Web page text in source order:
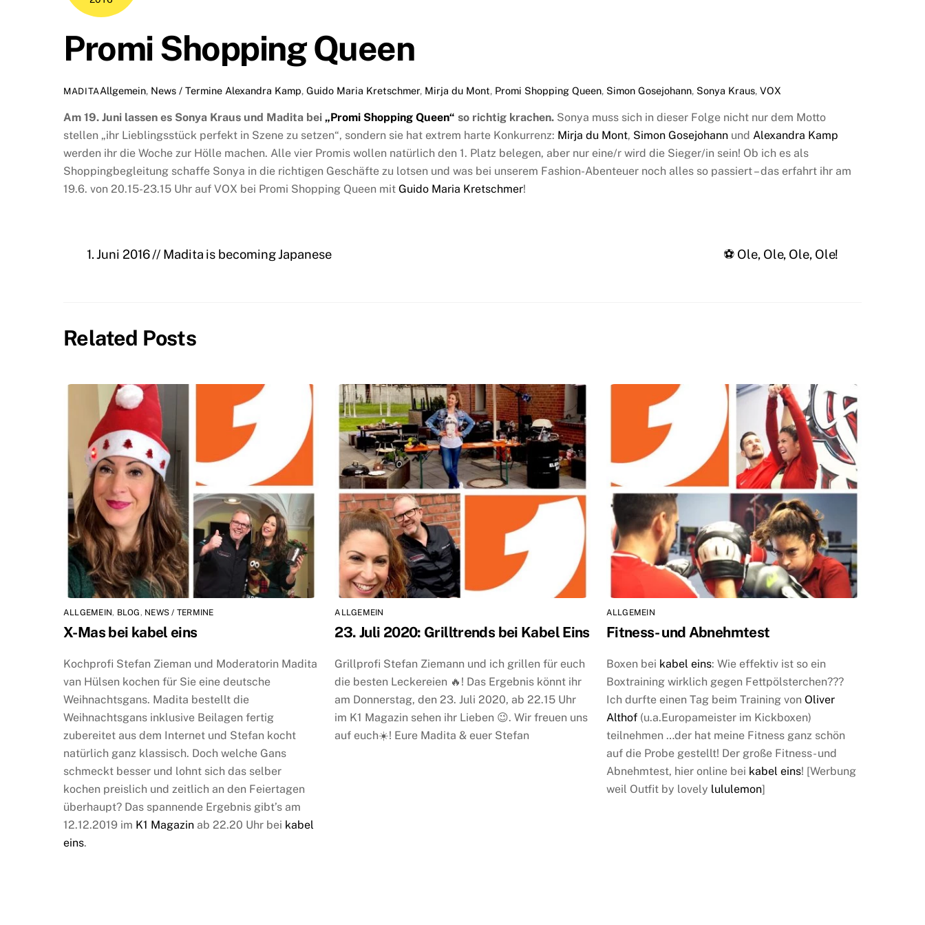
Promi Shopping Queen
MADITAAllgemein, News / Termine Alexandra Kamp, Guido Maria Kretschmer, Mirja du Mont, Promi Shopping Queen, Simon Gosejohann, Sonya Kraus, VOX
Am 19. Juni lassen es Sonya Kraus und Madita bei „Promi Shopping Queen“ so richtig krachen. Sonya muss sich in dieser Folge nicht nur dem Motto
stellen „ihr Lieblingsstück perfekt in Szene zu setzen“, sondern sie hat extrem harte Konkurrenz: Mirja du Mont, Simon Gosejohann und Alexandra Kamp
werden ihr die Woche zur Hölle machen. Alle vier Promis wollen natürlich den 1. Platz belegen, aber nur eine/r wird die Sieger/in sein! Ob ich es als
Shoppingbegleitung schaffe Sonya in die richtigen Geschäfte zu lotsen und was bei unserem Fashion-Abenteuer noch alles so passiert – das erfahrt ihr am
19.6. von 20.15-23.15 Uhr auf VOX bei Promi Shopping Queen mit Guido Maria Kretschmer!
1. Juni 2016 // Madita is becoming Japanese ⚽️ Ole, Ole, Ole, Ole!
Related Posts
ALLGEMEIN, BLOG, NEWS / TERMINE
X-Mas bei kabel eins
Kochprofi Stefan Zieman und Moderatorin Madita
van Hülsen kochen für Sie eine deutsche
Weihnachtsgans. Madita bestellt die
Weihnachtsgans inklusive Beilagen fertig
zubereitet aus dem Internet und Stefan kocht
natürlich ganz klassisch. Doch welche Gans
schmeckt besser und lohnt sich das selber
kochen preislich und zeitlich an den Feiertagen
überhaupt? Das spannende Ergebnis gibt’s am
12.12.2019 im K1 Magazin ab 22.20 Uhr bei kabel
eins.
ALLGEMEIN
23. Juli 2020: Grilltrends bei Kabel Eins
Grillprofi Stefan Ziemann und ich grillen für euch
die besten Leckereien 🔥! Das Ergebnis könnt ihr
am Donnerstag, den 23. Juli 2020, ab 22.15 Uhr
im K1 Magazin sehen ihr Lieben 😉. Wir freuen uns
auf euch☀️! Eure Madita & euer Stefan
ALLGEMEIN
Fitness- und Abnehmtest
Boxen bei kabel eins: Wie effektiv ist so ein
Boxtraining wirklich gegen Fettpölsterchen???
Ich durfte einen Tag beim Training von Oliver
Althof(u.a.Europameister im Kickboxen)
teilnehmen …der hat meine Fitness ganz schön
auf die Probe gestellt! Der große Fitness- und
Abnehmtest, hier online bei kabel eins! [Werbung
weil Outfit by lovely lululemon]